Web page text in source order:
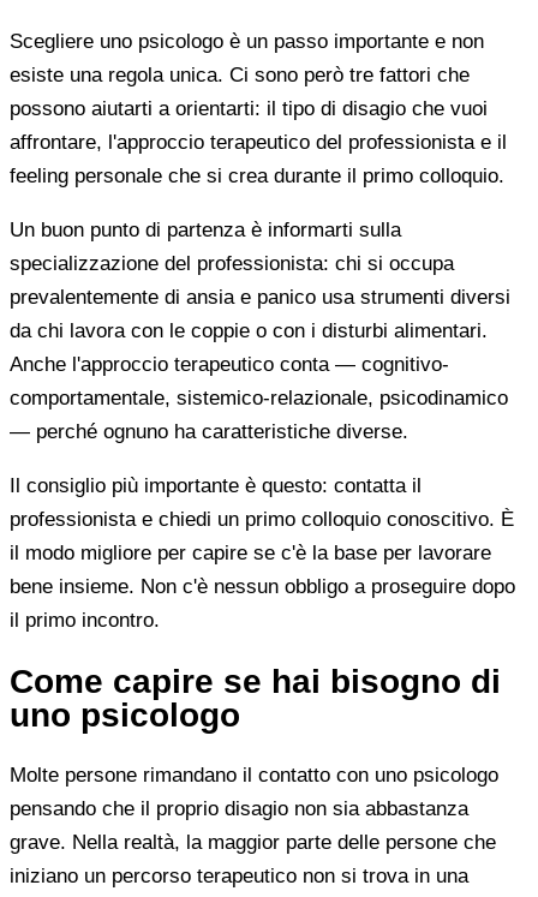
Scegliere uno psicologo è un passo importante e non
esiste una regola unica. Ci sono però tre fattori che
possono aiutarti a orientarti: il tipo di disagio che vuoi
affrontare, l'approccio terapeutico del professionista e il
feeling personale che si crea durante il primo colloquio.
Un buon punto di partenza è informarti sulla
specializzazione del professionista: chi si occupa
prevalentemente di ansia e panico usa strumenti diversi
da chi lavora con le coppie o con i disturbi alimentari.
Anche l'approccio terapeutico conta — cognitivo-
comportamentale, sistemico-relazionale, psicodinamico
— perché ognuno ha caratteristiche diverse.
Il consiglio più importante è questo: contatta il
professionista e chiedi un primo colloquio conoscitivo. È
il modo migliore per capire se c'è la base per lavorare
bene insieme. Non c'è nessun obbligo a proseguire dopo
il primo incontro.
Come capire se hai bisogno di
uno psicologo
Molte persone rimandano il contatto con uno psicologo
pensando che il proprio disagio non sia abbastanza
grave. Nella realtà, la maggior parte delle persone che
iniziano un percorso terapeutico non si trova in una